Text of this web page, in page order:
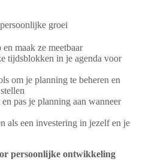
maak ze meetbaar
tijdsblokken in je agenda voor
om je planning te beheren en
pas je planning aan wanneer
als een investering in jezelf en je
persoonlijke ontwikkeling